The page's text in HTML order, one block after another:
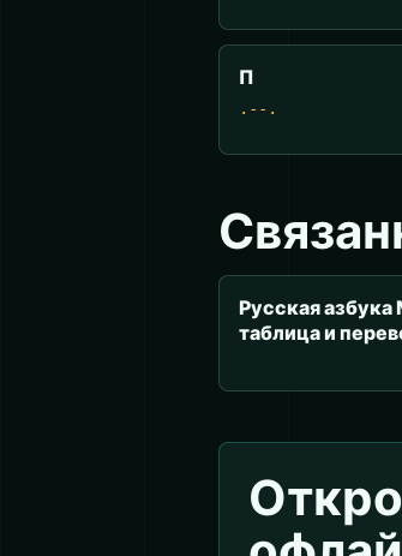
П
.--.
Русская
таблица и